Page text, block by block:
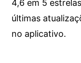
4,6 em 5
últimas
no aplicativo.